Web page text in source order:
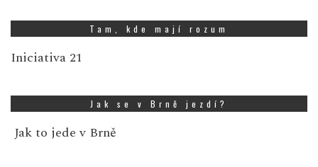
Tam, kde mají rozum
Iniciativa 21
Jak se v Brně jezdí?
Jak to jede v Brně